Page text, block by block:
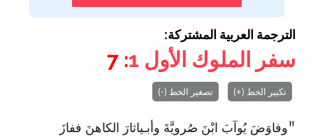
الترجمة العربية المشتركة:
سفر الملوك الأول 1
: 7
تكبير الخط (+) تصغير الخط (-)
"وفاوَضَ يُوآبَ‌ ا‏بْنَ صُرويَّةَ وأبـياثارَ‌ الكاهنَ ففازَ